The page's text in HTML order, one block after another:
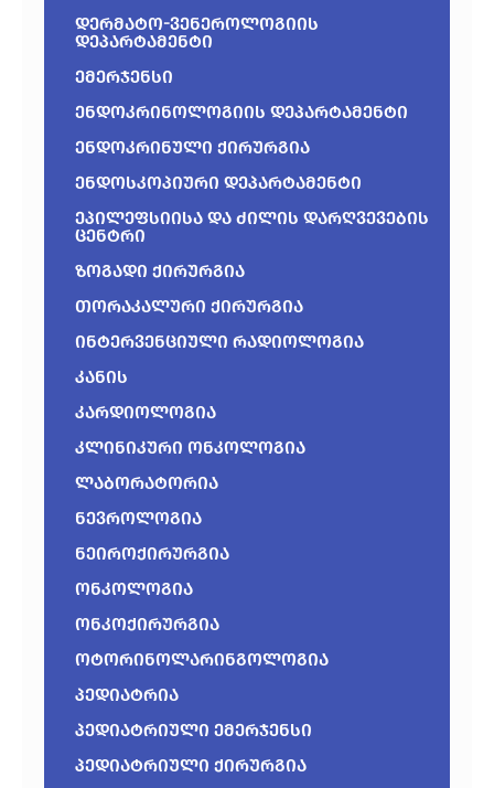
დერმატო-ვენეროლოგიის
დეპარტამენტი
ემერჯენსი
ენდოკრინოლოგიის დეპარტამენტი
ენდოკრინული ქირურგია
ენდოსკოპიური დეპარტამენტი
ეპილეფსიისა და ძილის დარღვევების
ცენტრი
ზოგადი ქირურგია
თორაკალური ქირურგია
ინტერვენციული რადიოლოგია
კანის
კარდიოლოგია
კლინიკური ონკოლოგია
ლაბორატორია
ნევროლოგია
ნეიროქირურგია
ონკოლოგია
ონკოქირურგია
ოტორინოლარინგოლოგია
პედიატრია
პედიატრიული ემერჯენსი
პედიატრიული ქირურგია